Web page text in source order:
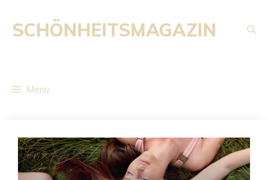
Inhalt
springen
SCHÖNHEITSMAGAZIN
Menü